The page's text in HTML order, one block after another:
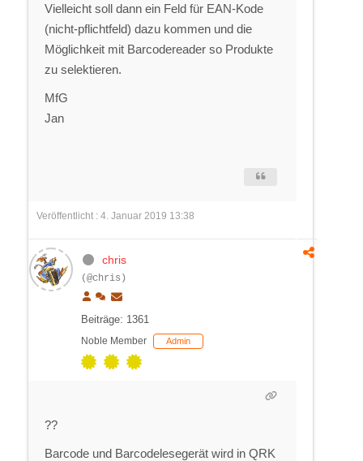
Vielleicht soll dann ein Feld für EAN-Kode
(nicht-pflichtfeld) dazu kommen und die
Möglichkeit mit Barcodereader so Produkte
zu selektieren.
MfG
Jan
Veröffentlicht : 4. Januar 2019 13:38
chris
(@chris)
Beiträge: 1361
Noble Member Admin
??
Barcode und Barcodelesegerät wird in QRK